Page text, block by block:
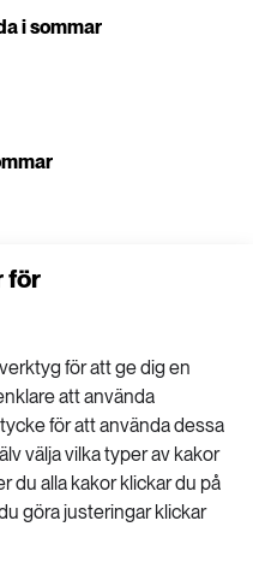
för
för att ge dig en
att använda
för att använda dessa
välja vilka typer av kakor
du alla kakor klickar du på
göra justeringar klickar
i sommar
av
1 JULI 2026